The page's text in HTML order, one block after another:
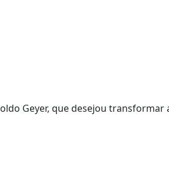
Geyer, que desejou transformar